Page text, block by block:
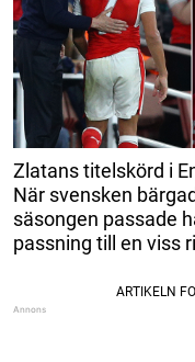
Zlatans titelskörd i
När svensken
säsongen passade
passning till en viss